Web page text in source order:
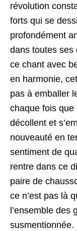
révolution
forts qui se
profondément
dans toutes ses
ce chant avec
en harmonie,
pas à emballer
chaque fois que
décollent et
nouveauté en
sentiment de
rentre dans ce
paire de
ce n’est pas là
l’ensemble des
susmentionnée.